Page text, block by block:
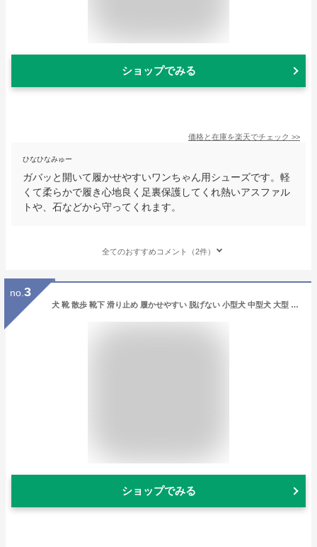
ショップでみる
価格と在庫を楽天でチェック >>
ひなひなみゅー
ガバッと開いて履かせやすいワンちゃん用シューズです。軽
くて柔らかで履き心地良く足裏保護してくれ熱いアスファル
トや、石などから守ってくれます。
全てのおすすめコメント（2件）
no. 3
犬 靴 散歩 靴下 滑り止め 履かせやすい 脱げない 小型犬 中型犬 大型 犬用品 ペット用品 シューズ 犬用 ブーツ 長靴 ゴム 防水 | かわいい おしゃれ ドッグシューズ ドックシューズ 保護シューズ 雨靴
ショップでみる